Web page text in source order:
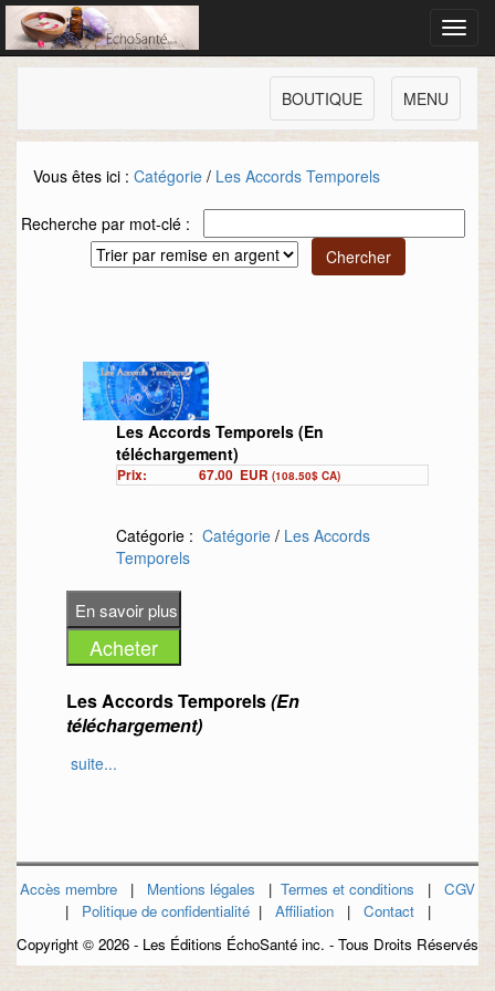
MENU
BOUTIQUE
Vous êtes ici : Catégorie / Les Accords Temporels
Recherche par mot-clé :
Les Accords Temporels (En
téléchargement)
Prix: 67.00 EUR (108.50$ CA)
Catégorie : Catégorie / Les Accords
Temporels
Les Accords Temporels(En
téléchargement)
Les Accords Temporels sont des berceuses
intérieur) à travers une série de
contemplations (Méditation) guidée sur un
fond sonore particuliers canalisée des
hautes Sphères célestes.
Bienfaits:
suite...
Accès membre | Mentions légales | Termes et conditions | CGV
| Politique de confidentialité| Affiliation| Contact|
Copyright © 2026 - Les Éditions ÉchoSanté inc. - Tous Droits Réservés